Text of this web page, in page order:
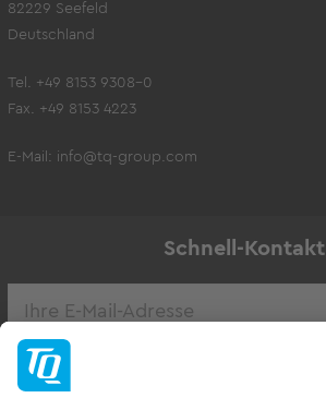
82229 Seefeld
Deutschland
Tel. +49 8153 9308-0
Fax. +49 8153 4223
E-Mail: info@tq-group.com
Schnell-Kontakt